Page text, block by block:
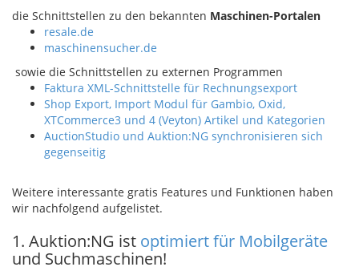
die Schnittstellen zu den bekannten Maschinen-Portalen
resale.de
maschinensucher.de
sowie die Schnittstellen zu externen Programmen
Faktura XML-Schnittstelle für Rechnungsexport
Shop Export, Import Modul für Gambio, Oxid,
XTCommerce3 und 4 (Veyton) Artikel und Kategorien
AuctionStudio und Auktion:NG synchronisieren sich
gegenseitig
Weitere interessante gratis Features und Funktionen haben
wir nachfolgend aufgelistet.
1. Auktion:NG ist optimiert für Mobilgeräte
und Suchmaschinen!